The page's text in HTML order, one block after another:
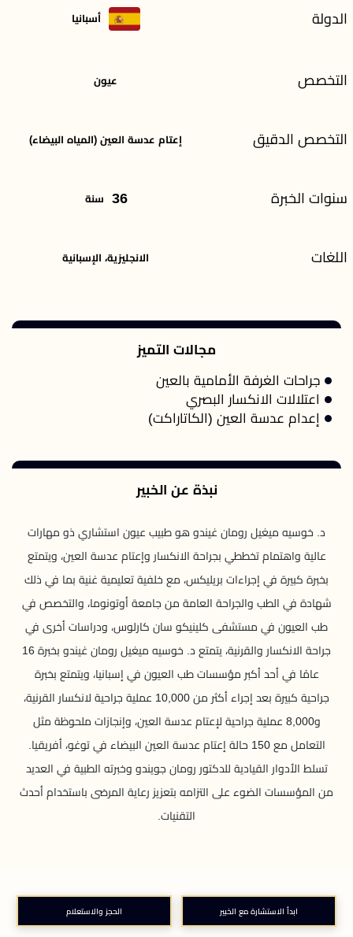
الدولة أسبانيا
التخصص عيون
التخصص الدقيق إعتام عدسة العين (المياه البيضاء)
سنوات الخبرة 36 سنة
اللغات الانجليزية، الإسبانية
مجالات التميز
جراحات الغرفة الأمامية بالعين
اعتلالات الانكسار البصري
إعدام عدسة العين (الكاتاراكت)
نبذة عن الخبير
د. خوسيه ميغيل رومان غيندو هو طبيب عيون استشاري ذو مهارات
عالية واهتمام تخططي بجراحة الانكسار وإعتام عدسة العين، ويتمتع
بخبرة كبيرة في إجراءات بريليكس، مع خلفية تعليمية غنية بما في ذلك
شهادة في الطب والجراحة العامة من جامعة أوتونوما، والتخصص في
طب العيون في مستشفى كلينيكو سان كارلوس، ودراسات أخرى في
جراحة الانكسار والقرنية، يتمتع د. خوسيه ميغيل رومان غيندو بخبرة 16
عامًا في أحد أكبر مؤسسات طب العيون في إسبانيا، ويتمتع بخبرة
جراحية كبيرة بعد إجراء أكثر من 10,000 عملية جراحية لانكسار القرنية،
و8,000 عملية جراحية لإعتام عدسة العين، وإنجازات ملحوظة مثل
التعامل مع 150 حالة إعتام عدسة العين البيضاء في توغو، أفريقيا.
تسلط الأدوار القيادية للدكتور رومان جويندو وخبرته الطبية في العديد
من المؤسسات الضوء على التزامه بتعزيز رعاية المرضى باستخدام أحدث
التقنيات.
ابدأ الاستشارة مع الخبير الحجز والاستعلام